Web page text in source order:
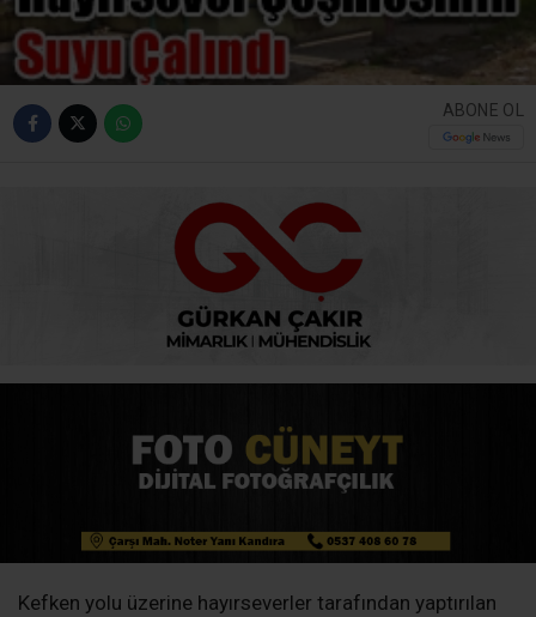
ABONE OL
Kefken yolu üzerine hayırseverler tarafından yaptırılan